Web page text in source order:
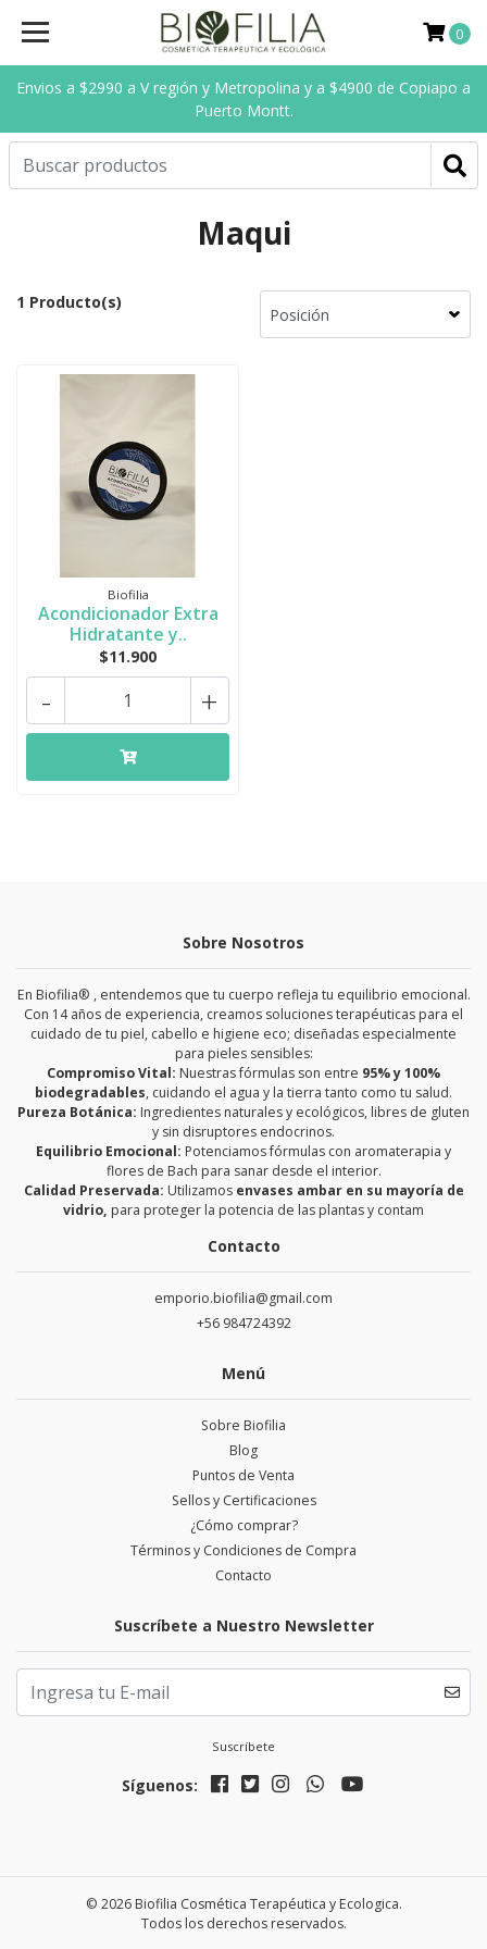
Envios a $2990 a V región y Metropolina y a $4900 de Copiapo a
Puerto Montt.
0
Maqui
1 Producto(s)
Biofilia
Acondicionador Extra
Hidratante y..
$11.900
+
-
Sobre Nosotros
En Biofilia® , entendemos que tu cuerpo refleja tu equilibrio emocional.
Con 14 años de experiencia, creamos soluciones terapéuticas para el
cuidado de tu piel, cabello e higiene eco; diseñadas especialmente
para pieles sensibles:
Compromiso Vital: Nuestras fórmulas son entre 95% y 100%
biodegradables, cuidando el agua y la tierra tanto como tu salud.
Pureza Botánica: Ingredientes naturales y ecológicos, libres de gluten
y sin disruptores endocrinos.
Equilibrio Emocional: Potenciamos fórmulas con aromaterapia y
flores de Bach para sanar desde el interior.
Calidad Preservada: Utilizamos envases ambar en su mayoría de
vidrio, para proteger la potencia de las plantas y contam
Contacto
emporio.biofilia@gmail.com
+56 984724392
Menú
Sobre Biofilia
Blog
Puntos de Venta
Sellos y Certificaciones
¿Cómo comprar?
Términos y Condiciones de Compra
Contacto
Suscríbete a Nuestro Newsletter
Suscríbete
Síguenos:
© 2026 Biofilia Cosmética Terapéutica y Ecologica.
Todos los derechos reservados.